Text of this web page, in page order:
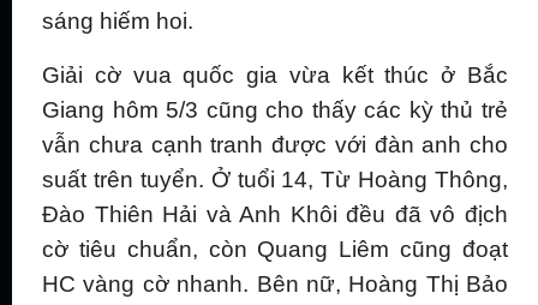
sáng hiếm hoi.
Giải cờ vua quốc gia vừa kết thúc ở Bắc
Giang hôm 5/3 cũng cho thấy các kỳ thủ trẻ
vẫn chưa cạnh tranh được với đàn anh cho
suất trên tuyển. Ở tuổi 14, Từ Hoàng Thông,
Đào Thiên Hải và Anh Khôi đều đã vô địch
cờ tiêu chuẩn, còn Quang Liêm cũng đoạt
HC vàng cờ nhanh. Bên nữ, Hoàng Thị Bảo